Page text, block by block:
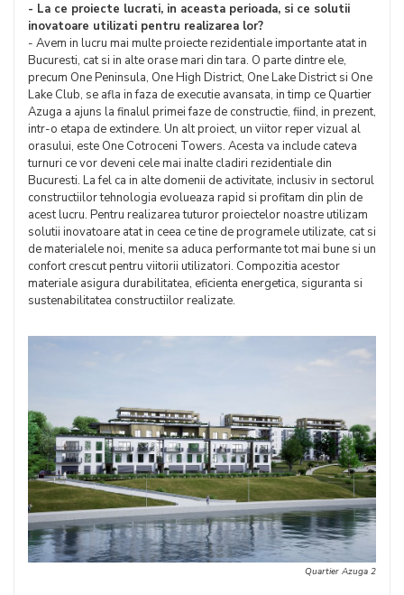
- La ce proiecte lucrati, in aceasta perioada, si ce solutii
inovatoare utilizati pentru realizarea lor?
- Avem in lucru mai multe proiecte rezidentiale importante atat in
Bucuresti, cat si in alte orase mari din tara. O parte dintre ele,
precum One Peninsula, One High District, One Lake District si One
Lake Club, se afla in faza de executie avansata, in timp ce Quartier
Azuga a ajuns la finalul primei faze de constructie, fiind, in prezent,
intr-o etapa de extindere. Un alt proiect, un viitor reper vizual al
orasului, este One Cotroceni Towers. Acesta va include cateva
turnuri ce vor deveni cele mai inalte cladiri rezidentiale din
Bucuresti. La fel ca in alte domenii de activitate, inclusiv in sectorul
constructiilor tehnologia evolueaza rapid si profitam din plin de
acest lucru. Pentru realizarea tuturor proiectelor noastre utilizam
solutii inovatoare atat in ceea ce tine de programele utilizate, cat si
de materialele noi, menite sa aduca performante tot mai bune si un
confort crescut pentru viitorii utilizatori. Compozitia acestor
materiale asigura durabilitatea, eficienta energetica, siguranta si
sustenabilitatea constructiilor realizate.
Quartier Azuga 2